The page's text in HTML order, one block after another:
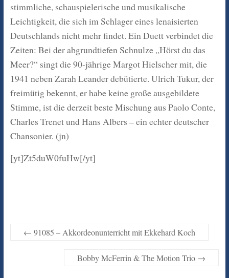
stimmliche, schauspielerische und musikalische
Leichtigkeit, die sich im Schlager eines lenaisierten
Deutschlands nicht mehr findet. Ein Duett verbindet die
Zeiten: Bei der abgrundtiefen Schnulze „Hörst du das
Meer?“ singt die 90-jährige Margot Hielscher mit, die
1941 neben Zarah Leander debütierte. Ulrich Tukur, der
freimütig bekennt, er habe keine große ausgebildete
Stimme, ist die derzeit beste Mischung aus Paolo Conte,
Charles Trenet und Hans Albers – ein echter deutscher
Chansonier. (jn)
[yt]Zt5duW0fuHw[/yt]
← 91085 – Akkordeonunterricht mit Ekkehard Koch
Bobby McFerrin & The Motion Trio →